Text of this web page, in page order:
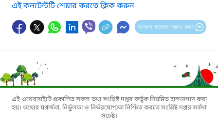
এই কনটেন্টটি শেয়ার করতে ক্লিক করুন
আপনার মতামত প্রদান করুন
এই ওয়েবসাইটে প্রকাশিত সকল তথ্য সংশ্লিষ্ট দপ্তর কর্তৃক নিয়মিত হালনাগাদ করা
হয়। তথ্যের যথার্থতা, নির্ভুলতা ও নির্ভরযোগ্যতা নিশ্চিত করতে সংশ্লিষ্ট দপ্তর সর্বদা
সচেষ্ট।